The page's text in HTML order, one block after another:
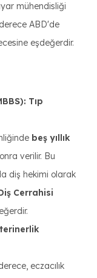
mühendisliği
ABD'de
eşdeğerdir.
Tıp
beş yıllık
verilir. Bu
diş hekimi olarak
Cerrahisi
eczacılık